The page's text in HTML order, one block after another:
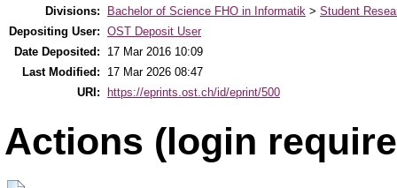
Divisions:
Bachelor of Science FHO in Informatik > Student
Depositing User: OST Deposit User
Date Deposited:
17 Mar 2016 10:09
Last Modified:
17 Mar 2026 08:47
URI:
https://eprints.ost.ch/id/eprint/500
Actions (login